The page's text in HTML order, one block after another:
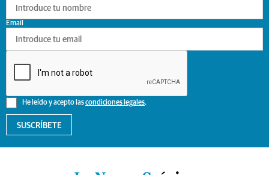
He leído y acepto lascondiciones legales.
Email
SUSCRÍBETE